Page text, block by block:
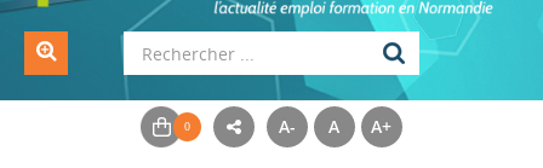
A- A A+